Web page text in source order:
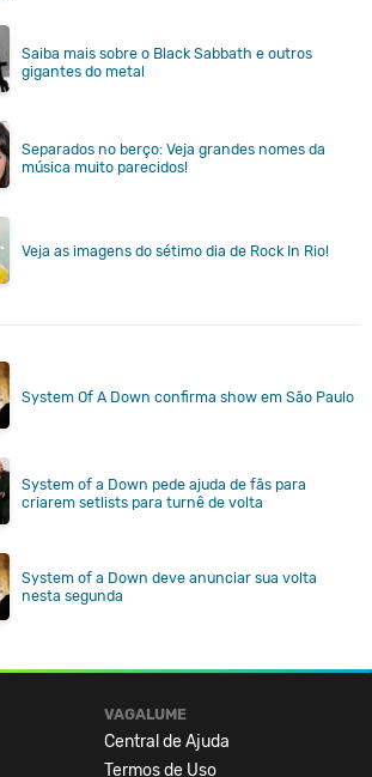
Saiba mais sobre o Black Sabbath e outros
gigantes do metal
Separados no berço: Veja grandes nomes da
música muito parecidos!
Veja as imagens do sétimo dia de Rock In Rio!
System Of A Down confirma show em São Paulo
System of a Down pede ajuda de fãs para
criarem setlists para turnê de volta
System of a Down deve anunciar sua volta
nesta segunda
VAGALUME
Central de Ajuda
Termos de Uso